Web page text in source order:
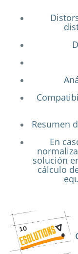
Resumen
En
solución
cálculo